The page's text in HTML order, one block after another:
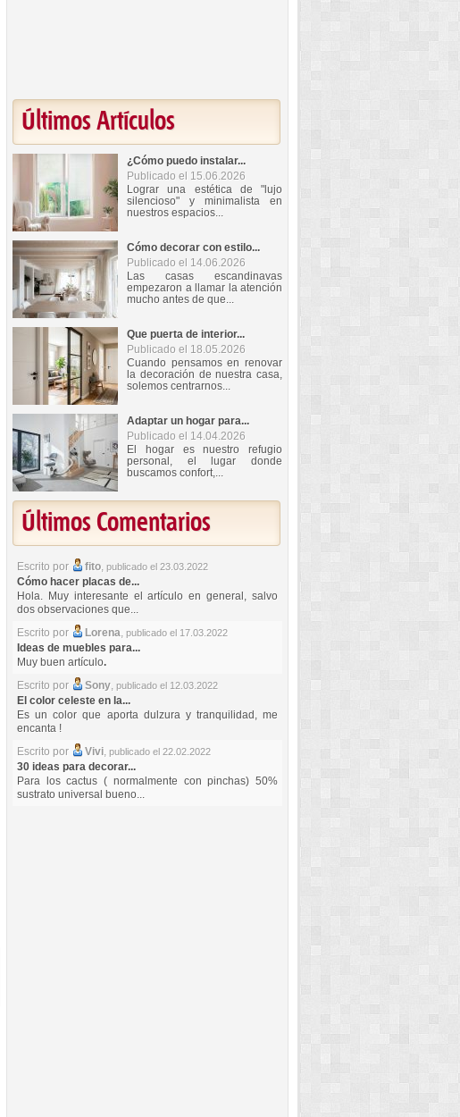
Últimos Artículos
¿Cómo puedo instalar...
Publicado el 15.06.2026
Lograr una estética de "lujo
silencioso" y minimalista en
nuestros espacios...
Cómo decorar con estilo...
Publicado el 14.06.2026
Las casas escandinavas
empezaron a llamar la atención
mucho antes de que...
Que puerta de interior...
Publicado el 18.05.2026
Cuando pensamos en renovar
la decoración de nuestra casa,
solemos centrarnos...
Adaptar un hogar para...
Publicado el 14.04.2026
El hogar es nuestro refugio
personal, el lugar donde
buscamos confort,...
Últimos Comentarios
Escrito por fito, publicado el 23.03.2022
Cómo hacer placas de...
Hola. Muy interesante el artículo en general, salvo
dos observaciones que...
Escrito por
Lorena, publicado el 17.03.2022
Ideas de muebles para...
Muy buen artículo.
Escrito por
Sony, publicado el 12.03.2022
El color celeste en la...
Es un color que aporta dulzura y tranquilidad, me
encanta !
Escrito por
Vivi, publicado el 22.02.2022
30 ideas para decorar...
Para los cactus ( normalmente con pinchas) 50%
sustrato universal bueno...